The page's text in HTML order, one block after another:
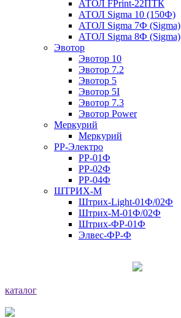
АТОЛ FPrint-22ПТК
АТОЛ Sigma 10 (150Ф)
АТОЛ Sigma 7Ф (Sigma)
АТОЛ Sigma 8Ф (Sigma)
Эвотор
Эвотор 10
Эвотор 7.2
Эвотор 5
Эвотор 5I
Эвотор 7.3
Эвотор Power
Меркурий
Меркурий
РР-Электро
РР-01Ф
РР-02Ф
РР-04Ф
ШТРИХ-М
Штрих-Light-01Ф/02Ф
Штрих-М-01Ф/02Ф
Штрих-ФР-01Ф
Элвес-ФР-Ф
каталог